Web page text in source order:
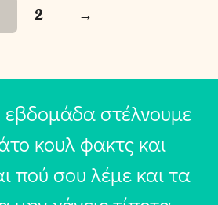
2 →
στέλνουμε
κουλ φακτς και
πού σου λέμε και τα